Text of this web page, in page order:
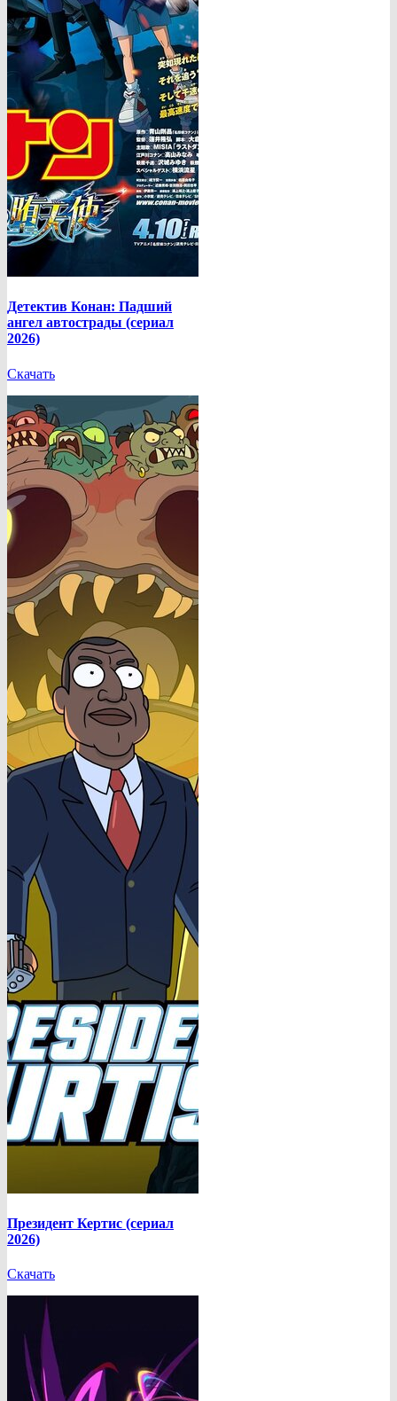
Детектив Конан: Падший
ангел автострады (сериал
2026)
Скачать
Президент Кертис (сериал
2026)
Скачать